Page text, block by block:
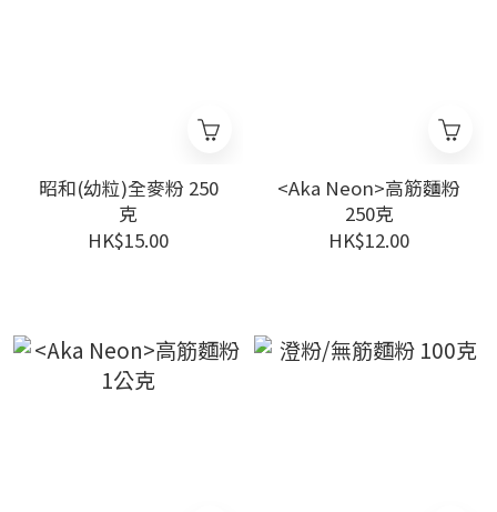
昭和(幼粒)全麥粉 250
克
HK$15.00
<Aka Neon>高筋麵粉
250克
HK$12.00